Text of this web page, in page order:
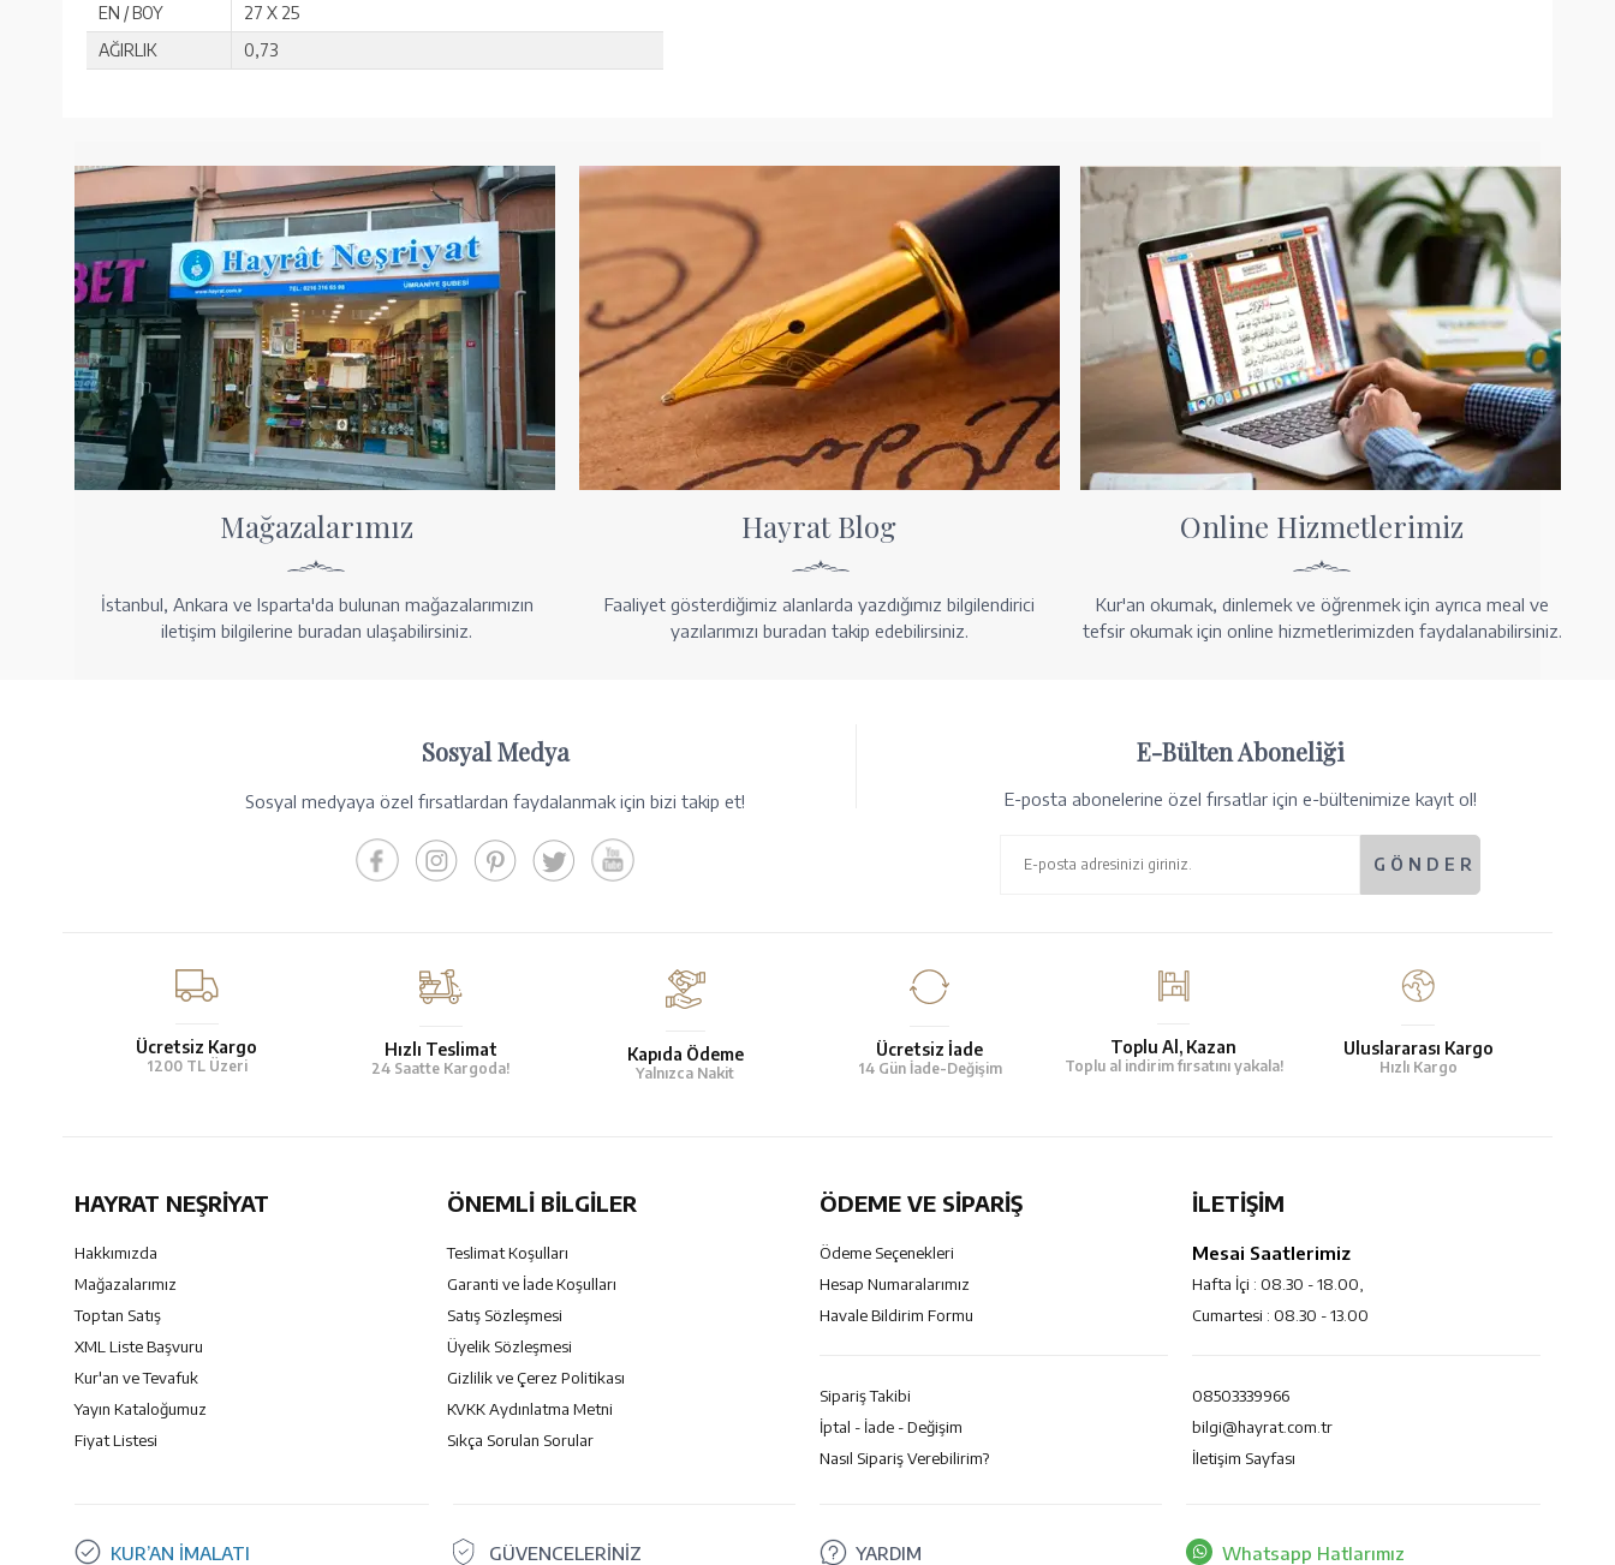
EN / BOY
27 X 25
AĞIRLIK
0,73
Mağazalarımız
İstanbul, Ankara ve Isparta'da bulunan mağazalarımızın
iletişim bilgilerine buradan ulaşabilirsiniz.
Hayrat Blog
Faaliyet gösterdiğimiz alanlarda yazdığımız bilgilendirici
yazılarımızı buradan takip edebilirsiniz.
Online Hizmetlerimiz
Kur'an okumak, dinlemek ve öğrenmek için ayrıca meal ve
tefsir okumak için online hizmetlerimizden faydalanabilirsiniz.
Sosyal Medya
Sosyal medyaya özel fırsatlardan faydalanmak için bizi takip et!
E-Bülten Aboneliği
E-posta abonelerine özel fırsatlar için e-bültenimize kayıt ol!
Ücretsiz Kargo
1200 TL Üzeri
Hızlı Teslimat
24 Saatte Kargoda!
Kapıda Ödeme
Yalnızca Nakit
Ücretsiz İade
14 Gün İade-Değişim
Toplu Al, Kazan
Toplu al indirim fırsatını yakala!
Uluslararası Kargo
Hızlı Kargo
HAYRAT NEŞRIYAT
Hakkımızda
Mağazalarımız
Toptan Satış
XML Liste Başvuru
Kur'an ve Tevafuk
Yayın Kataloğumuz
Fiyat Listesi
ÖNEMLI BILGILER
Teslimat Koşulları
Garanti ve İade Koşulları
Satış Sözleşmesi
Üyelik Sözleşmesi
Gizlilik ve Çerez Politikası
KVKK Aydınlatma Metni
Sıkça Sorulan Sorular
ÖDEME VE SİPARİŞ
Ödeme Seçenekleri
Hesap Numaralarımız
Havale Bildirim Formu
Sipariş Takibi
İptal - İade - Değişim
Nasıl Sipariş Verebilirim?
İLETİŞİM
Mesai Saatlerimiz
Hafta İçi : 08.30 - 18.00,
Cumartesi : 08.30 - 13.00
08503339966
bilgi@hayrat.com.tr
İletişim Sayfası
KUR’AN İMALATI GÜVENCELERİNİZ YARDIM Whatsapp Hatlarımız